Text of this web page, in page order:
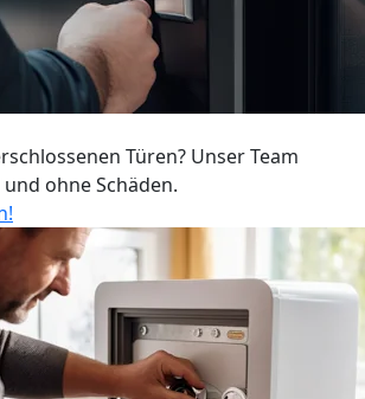
Türen? Unser Team
ohne Schäden.